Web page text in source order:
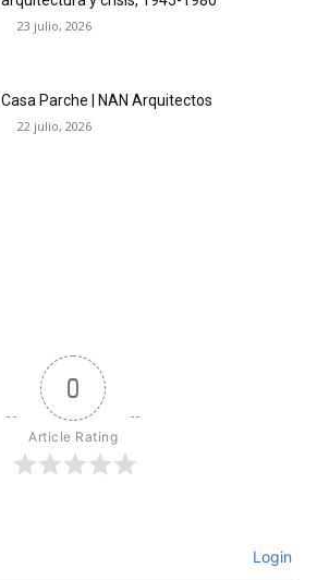
23 julio, 2026
Casa Parche | NAN Arquitectos
22 julio, 2026
0
Article Rating
Login